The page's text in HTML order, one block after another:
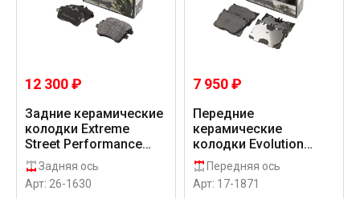
12 300 ₽
Задние керамические
колодки Extreme
Street Performance
Z26 для Mercedes-
Benz A 45 AMG W176
Задняя ось
Арт: 26-1630
7 950 ₽
Передние
керамические
колодки Evolution
PLUS Z17 для
Mercedes-Benz AMG E
43 W213
Передняя ось
Арт: 17-1871